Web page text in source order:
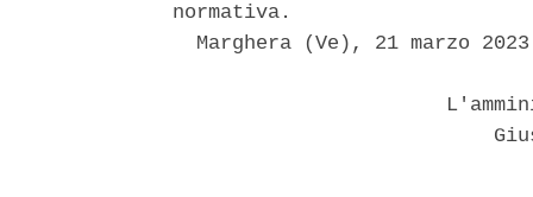
normativa.
Marghera (Ve), 21 marzo